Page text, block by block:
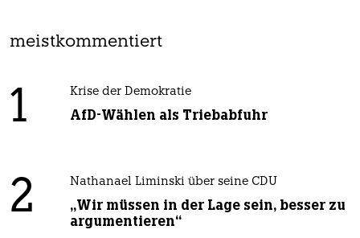
meistkommentiert
1 Krise der Demokratie
AfD-Wählen als Triebabfuhr
2 Nathanael Liminski über seine CDU
„Wir müssen in der Lage sein, besser zu
argumentieren“